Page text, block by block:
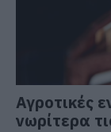
Αγροτικές
νωρίτερα